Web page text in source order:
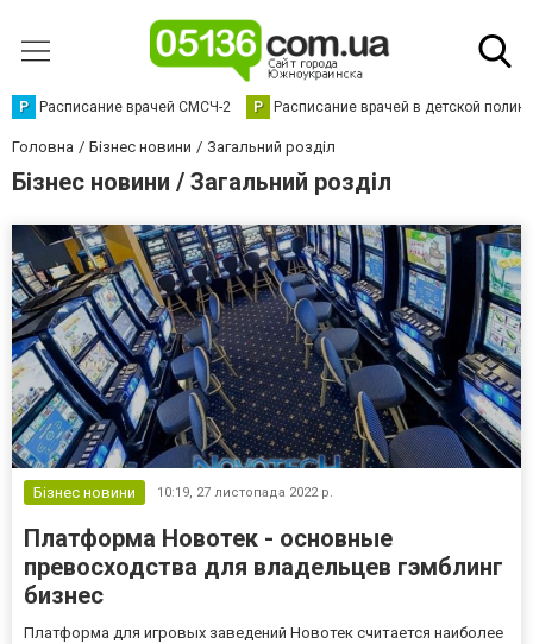
Р Расписание врачей СМСЧ-2 Р Расписание врачей в детской
Головна Бізнес новини Загальний розділ
Бізнес новини / Загальний розділ
Бізнес новини 10:19, 27 листопада 2022 р.
Платформа Новотек - основные
превосходства для владельцев гэмблинг
бизнес
Платформа для игровых заведений Новотек считается наиболее